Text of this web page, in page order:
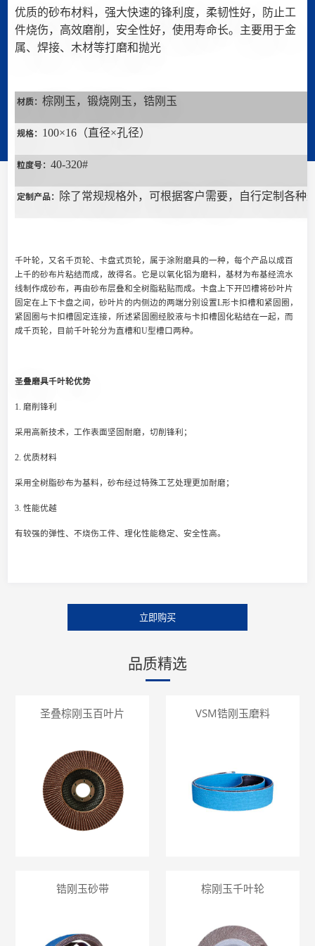
优质的砂布材料，强大快速的锋利度，柔韧性好，防止工
件烧伤，高效磨削，安全性好，使用寿命长。主要用于金
属、焊接、木材等打磨和抛光
材质：棕刚玉，锻烧刚玉，锆刚玉
规格： 100×16（直径×孔径）
粒度号：40-320#
定制产品： 除了常规规格外，可根据客户需要，自行定制各种
千叶轮，又名千页轮、卡盘式页轮，属于涂附磨具的一种，每个产品以成百
上千的砂布片粘结而成，故得名。它是以氧化铝为磨料，基材为布基经流水
线制作成砂布，再由砂布层叠和全树脂粘贴而成。卡盘上下开凹槽将砂叶片
固定在上下卡盘之间，砂叶片的内侧边的两端分别设置L形卡扣槽和紧固圈，
紧固圈与卡扣槽固定连接，所述紧固圈经胶液与卡扣槽固化粘结在一起，而
成千页轮，目前千叶轮分为直槽和U型槽口两种。
圣叠磨具千叶轮优势
1. 磨削锋利
采用高新技术，工作表面坚固耐磨，切削锋利；
2. 优质材料
采用全树脂砂布为基料，砂布经过特殊工艺处理更加耐磨；
3. 性能优越
有较强的弹性、不烧伤工件、理化性能稳定、安全性高。
立即购买
品质精选
圣叠棕刚玉百叶片 VSM锆刚玉磨料
锆刚玉砂带 棕刚玉千叶轮